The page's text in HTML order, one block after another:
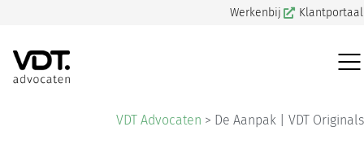
Werkenbij Klantportaal
VDT Advocaten > De Aanpak | VDT Originals